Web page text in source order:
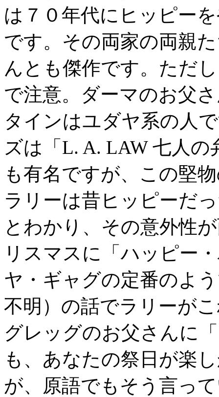
は７０年代にヒッピー
です。その両家の両親
んとも傑作です。ただ
で注意。ダーマのお父
タインはユダヤ系の人
ズは「L. A. LAW 七人
も有名ですが、この堅
ラリーは昔ヒッピーだ
とわかり、その意外性
リスマスに「ハッピー
ヤ・ギャグの定番のよ
不明）の話でラリーが
グレッグのお父さんに
も、あなたの祭日が楽
が、原語でもそう言っ